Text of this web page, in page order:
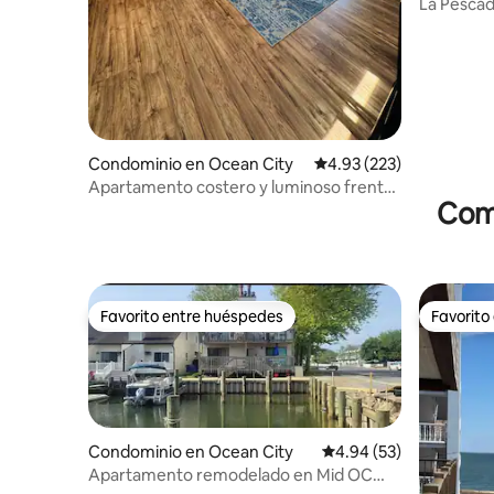
Condominio en Ocean City Calificación promedio:
4.93 (223)
Apartamento costero y luminoso frente
Favorito entre huéspedes
Favorito entre huéspedes
Condominio en Ocean City Calificación promedio:
4.94 (53)
Apartamento remodelado en Mid OC